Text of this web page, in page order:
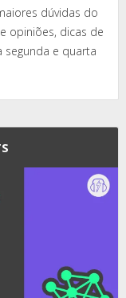
dúvidas do
opiniões, dicas de
segunda e quarta